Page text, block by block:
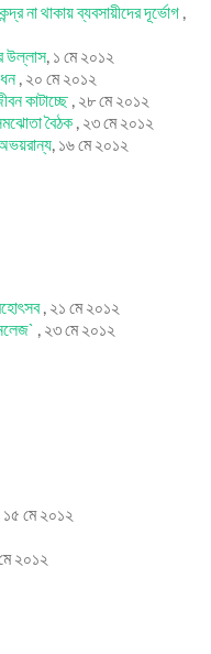
না থাকায় ব্যবসায়ীদের দূর্ভোগ ,
উল্লাস, ১ মে ২০১২
, ২০ মে ২০১২
কাটাচ্ছে , ২৮ মে ২০১২
বৈঠক , ২৩ মে ২০১২
, ১৬ মে ২০১২
, ২১ মে ২০১২
, ২৩ মে ২০১২
১৫ মে ২০১২
২০১২